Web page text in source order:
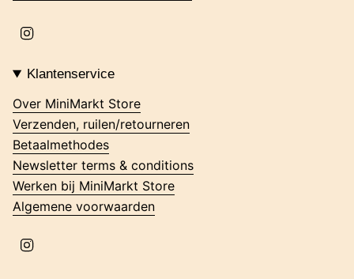
t
g
r
a
Klantenservice
Over MiniMarkt Store
Verzenden, ruilen/retourneren
Betaalmethodes
Newsletter terms & conditions
Werken bij MiniMarkt Store
Algemene voorwaarden